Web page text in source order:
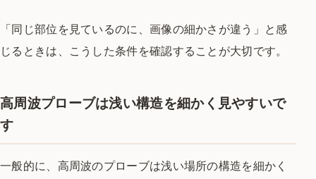
「同じ部位を見ているのに、画像の細かさが違う」と感
じるときは、こうした条件を確認することが大切です。
高周波プローブは浅い構造を細かく見やすいで
す
一般的に、高周波のプローブは浅い場所の構造を細かく